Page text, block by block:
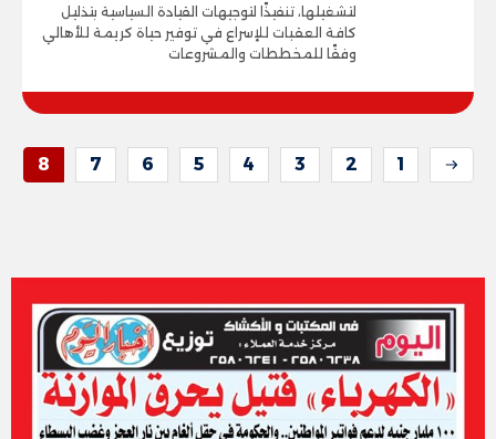
لتشغيلها، تنفيذًا لتوجيهات القيادة السياسية بتذليل
كافة العقبات للإسراع في توفير حياة كريمة للأهالي
وفقًا للمخططات والمشروعات
1
2
3
4
5
6
7
8